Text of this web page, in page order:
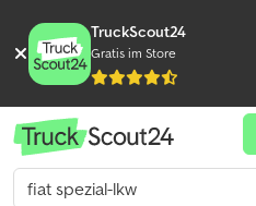
TruckScout24
Gratis im Store